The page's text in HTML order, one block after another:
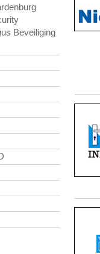
Beveiliging